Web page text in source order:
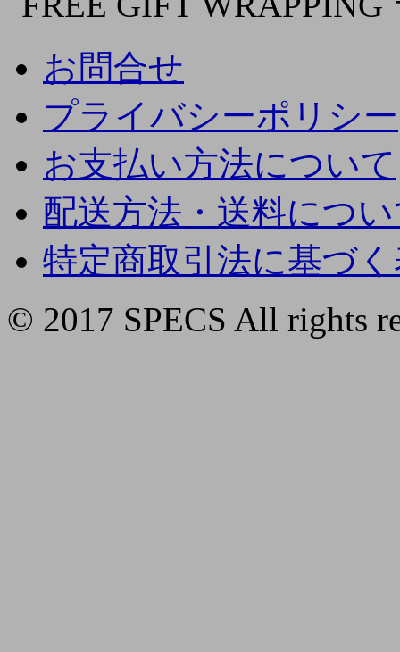
お問合せ
プライバシーポリシー
お支払い方法について
配送方法・送料につ
特定商取引法に基づ
© 2017 SPECS All rights